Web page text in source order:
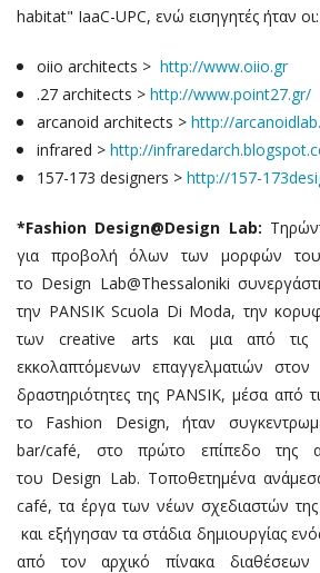
habitat" IaaC-UPC, ενώ εισηγητές
oiio architects > http://www.oiio.gr
.27 architects > http://www.point27.gr/
arcanoid architects > http://
infrared > http://
157-173 designers > http://157-173
*Fashion Design@Design Lab:
για προβολή όλων των μορφών
το Design Lab@Thessaloniki
την PANSIK Scuola Di Moda, την
των creative arts και μια από τις
εκκολαπτόμενων επαγγελματιών
δραστηριότητες της PANSIK, μέσα από
το Fashion Design, ήταν
bar/café, στο πρώτο επίπεδο της
του Design Lab. Τοποθετημένα
café, τα έργα των νέων σχεδιαστών της
και εξήγησαν τα στάδια δημιουργίας
από τον αρχικό πίνακα